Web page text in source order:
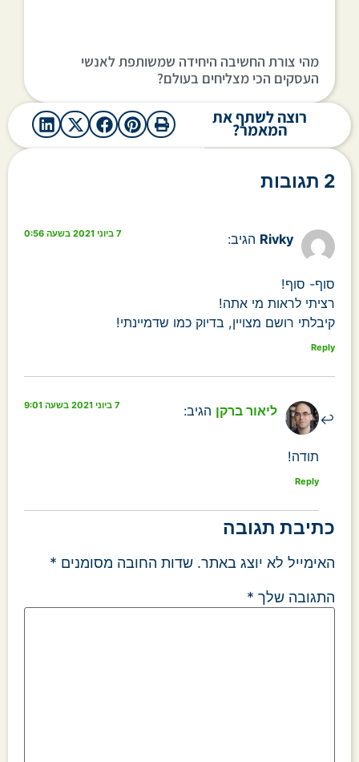
מהי צורת החשיבה היחידה שמשותפת לאנשי
העסקים הכי מצליחים בעולם?
רוצה לשתף את
המאמר?
2 תגובות
Rivky הגיב: 7 ביוני 2021 בשעה 0:56
סוף- סוף!
רציתי לראות מי אתה!
קיבלתי רושם מצויין, בדיוק כמו שדמיינתי!
Reply
ליאור ברקן הגיב: 7 ביוני 2021 בשעה 9:01
תודה!
Reply
כתיבת תגובה
האימייל לא יוצג באתר. שדות החובה מסומנים *
התגובה שלך *